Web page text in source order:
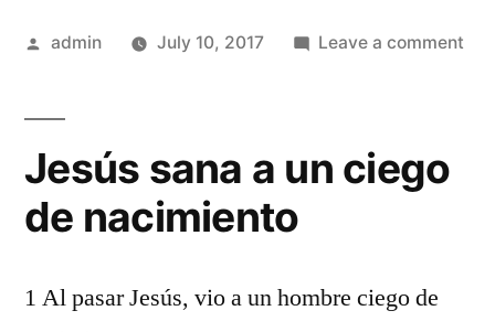
Posted
admin July 10, 2017 Leave a comment
Jesús sana a un ciego
de nacimiento
1 Al pasar Jesús, vio a un hombre ciego de